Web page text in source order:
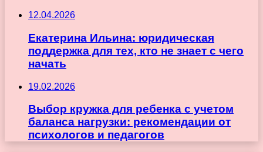
12.04.2026
Екатерина Ильина: юридическая
поддержка для тех, кто не знает с чего
начать
19.02.2026
Выбор кружка для ребенка с учетом
баланса нагрузки: рекомендации от
психологов и педагогов